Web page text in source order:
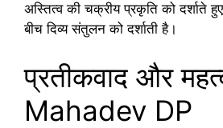
अस्तित्व की चक्रीय प्रकृति को दर्शाते
बीच दिव्य संतुलन को दर्शाती है।
प्रतीकवाद और
Mahadev DP